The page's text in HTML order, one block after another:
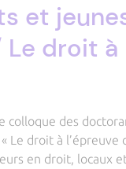
et
droit à
colloque des
Le droit à l’épreuve
en droit, locaux